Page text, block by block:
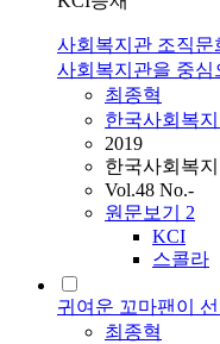
사회복지관 조직문
사회복지관을 중심
최종혁
한국사회복
2019
한국사회복
Vol.48 No.-
원문보기 2
KCI
스콜라
귀여운 꼬마팬이
최종혁